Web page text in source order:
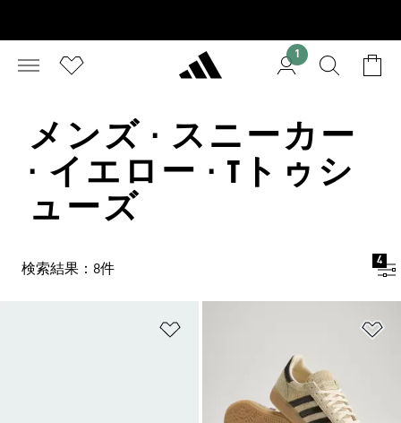
1
メンズ · スニーカー
· イエロー · Tトゥシ
ューズ
検索結果：8件
4